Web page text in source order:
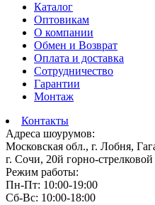
Каталог
Оптовикам
О компании
Обмен и Возврат
Оплата и доставка
Сотрудничество
Гарантии
Монтаж
Контакты
Адреса шоурумов:
Московская обл., г. Лобня,
г. Сочи, 20й горно-
Режим работы:
Пн-Пт: 10:00-19:00
Сб-Вс: 10:00-18:00